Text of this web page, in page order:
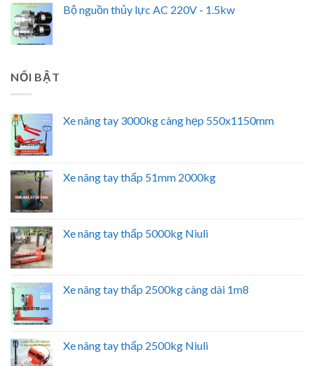
Bộ nguồn thủy lực AC 220V - 1.5kw
NỔI BẬT
Xe nâng tay 3000kg càng hẹp 550x1150mm
Xe nâng tay thấp 51mm 2000kg
Xe nâng tay thấp 5000kg Niuli
Xe nâng tay thấp 2500kg càng dài 1m8
Xe nâng tay thấp 2500kg Niuli